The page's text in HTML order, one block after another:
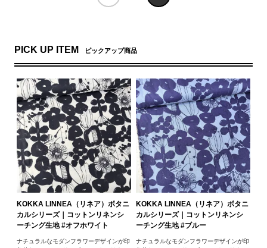
PICK UP ITEM ピックアップ商品
KOKKA LINNEA（リネア）ボタニ
カルシリーズ｜コットンリネンシ
ーチング生地 #オフホワイト
ナチュラルなモダンフラワーデザインが印
KOKKA LINNEA（リネア）ボタニ
カルシリーズ｜コットンリネンシ
ーチング生地 #ブルー
ナチュラルなモダンフラワーデザインが印